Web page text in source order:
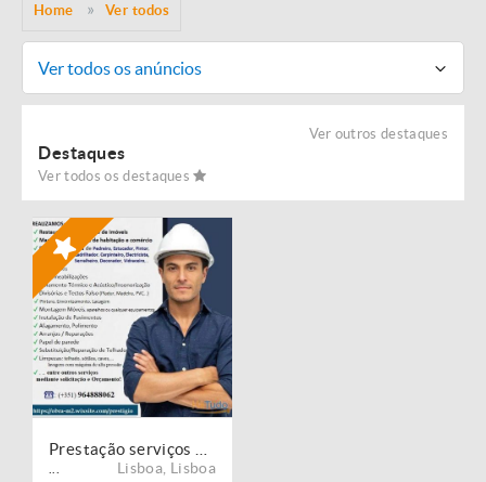
Home Ver todos
Ver todos os anúncios
Ver outros destaques
Destaques
Ver todos os destaques
Lisboa Lisboa